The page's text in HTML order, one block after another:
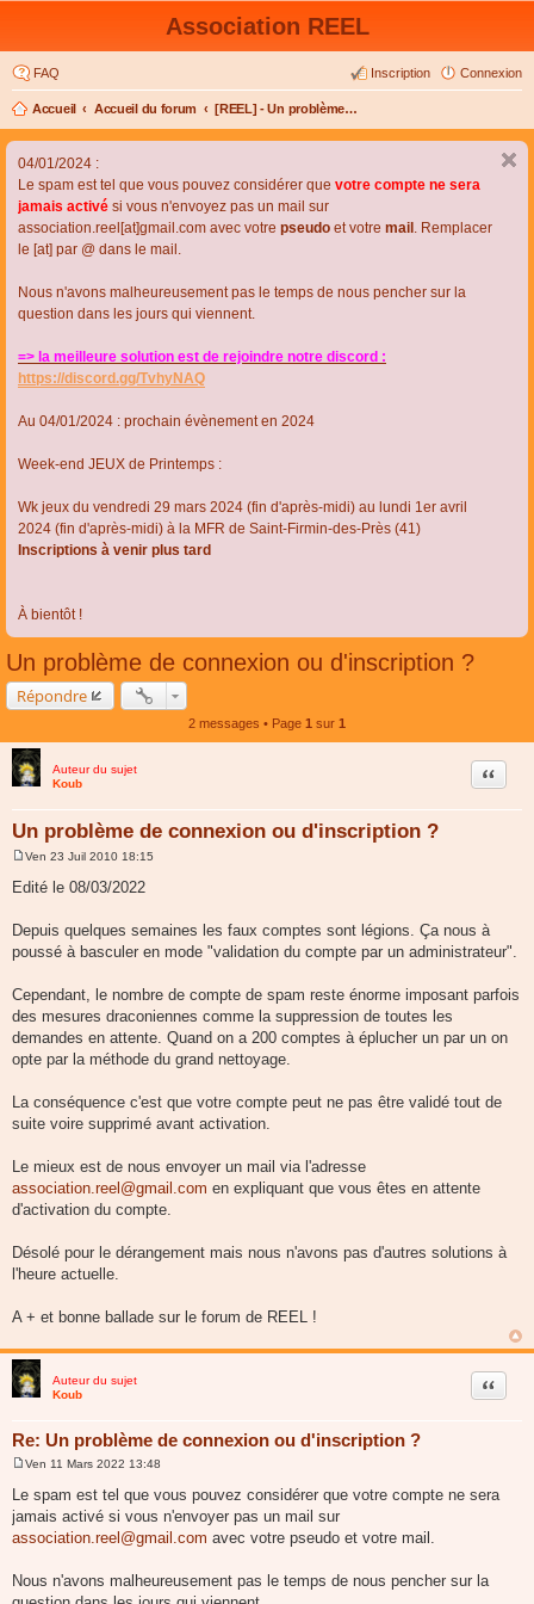
Association REEL
FAQ Connexion
Inscription
Accueil Accueil du forum [REEL] - Un problème de connexion ou d'inscription ?
04/01/2024 :
Le spam est tel que vous pouvez considérer que votre compte ne sera
jamais activé si vous n'envoyez pas un mail sur
association.reel[at]gmail.com avec votre pseudo et votre mail . Remplacer
le [at] par @ dans le mail.
Nous n'avons malheureusement pas le temps de nous pencher sur la
question dans les jours qui viennent.
=> la meilleure solution est de rejoindre notre discord :
https://discord.gg/TvhyNAQ
Au 04/01/2024 : prochain évènement en 2024
Week-end JEUX de Printemps :
Wk jeux du vendredi 29 mars 2024 (fin d'après-midi) au lundi 1er avril
2024 (fin d'après-midi) à la MFR de Saint-Firmin-des-Près (41)
Inscriptions à venir plus tard
À bientôt !
Un problème de connexion ou d'inscription ?
Répondre
2 messages • Page 1 sur 1
Auteur du sujet
Koub
Un problème de connexion ou d'inscription ?
Citer
e
s
g
e
Ven 23 Juil 2010 18:15
Edité le 08/03/2022
Depuis quelques semaines les faux comptes sont légions. Ça nous à
poussé à basculer en mode "validation du compte par un administrateur".
Cependant, le nombre de compte de spam reste énorme imposant parfois
des mesures draconiennes comme la suppression de toutes les
demandes en attente. Quand on a 200 comptes à éplucher un par un on
opte par la méthode du grand nettoyage.
La conséquence c'est que votre compte peut ne pas être validé tout de
suite voire supprimé avant activation.
Le mieux est de nous envoyer un mail via l'adresse
association.reel@gmail.com en expliquant que vous êtes en attente
d'activation du compte.
Désolé pour le dérangement mais nous n'avons pas d'autres solutions à
l'heure actuelle.
A + et bonne ballade sur le forum de REEL !
Auteur du sujet
Koub
Re: Un problème de connexion ou d'inscription ?
Citer
s
s
g
Ven 11 Mars 2022 13:48
Le spam est tel que vous pouvez considérer que votre compte ne sera
jamais activé si vous n'envoyer pas un mail sur
association.reel@gmail.com avec votre pseudo et votre mail.
Nous n'avons malheureusement pas le temps de nous pencher sur la